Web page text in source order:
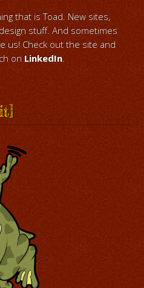
that is Toad. New sites,
stuff. And sometimes
us! Check out the site and
on LinkedIn.